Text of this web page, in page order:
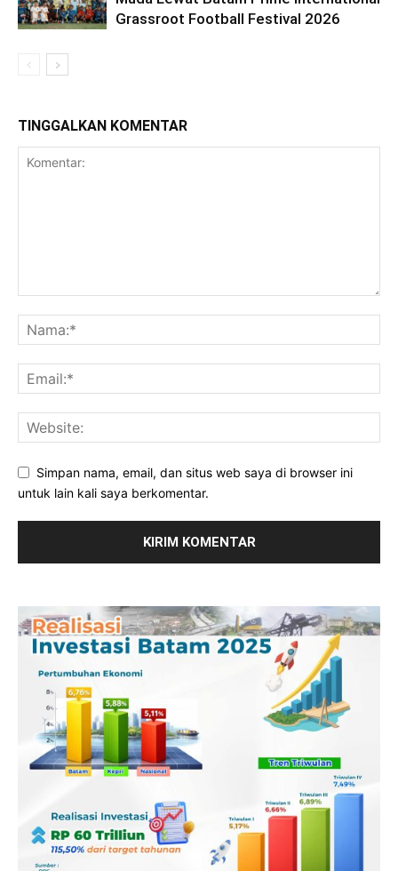
Grassroot Football Festival 2026
TINGGALKAN KOMENTAR
Simpan nama, email, dan situs web saya di browser ini
untuk lain kali saya berkomentar.